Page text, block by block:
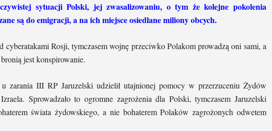
sytuacji Polski, jej zwasalizowaniu, o tym że kolejne pokolenia
są do emigracji, a na ich miejsce osiedlane miliony obcych.
cyberatakami Rosji, tymczasem wojnę przeciwko Polakom prowadzą oni sami, a
jest konspirowanie.
zarania III RP Jaruzelski udzielił utajnionej pomocy w przerzuceniu Żydów
Sprowadzało to ogromne zagrożenia dla Polski, tymczasem Jaruzelski
świata żydowskiego, a nie bohaterem Polaków zagrożonych odwetem